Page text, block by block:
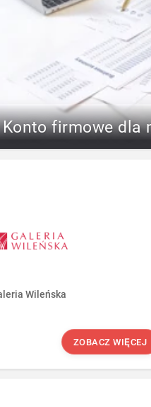
Konto firmowe dla
Wileńska
ZOBACZ WIĘCEJ